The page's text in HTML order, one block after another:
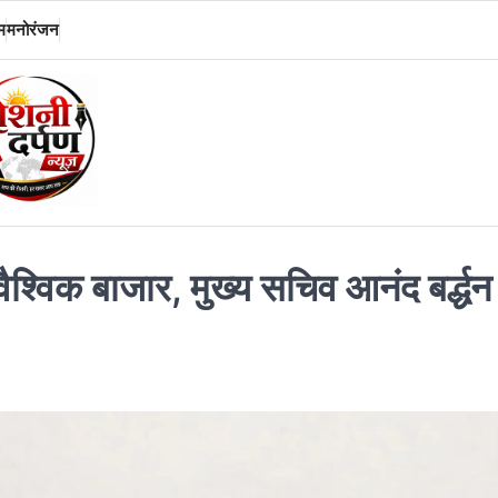
मनोरंजन
बाजार, मुख्य सचिव आनंद बर्द्धन